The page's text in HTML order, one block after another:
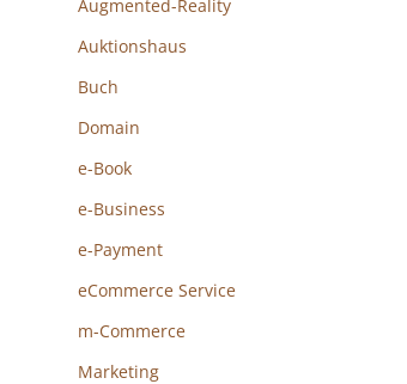
Augmented-Reality
Auktionshaus
Buch
Domain
e-Book
e-Business
e-Payment
eCommerce Service
m-Commerce
Marketing